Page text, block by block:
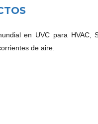
en UVC para HVAC,
de aire.